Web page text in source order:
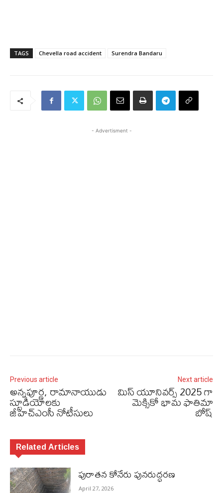
TAGS Chevella road accident Surendra Bandaru
- Advertisment -
Previous article
అన్నపూర్ణ, రామానాయుడు
స్టూడియోలకు
జీహెచ్ఎంసీ నోటీసులు
Next article
మిస్‌ యూనివర్స్‌ 2025 గా
మెక్సికో భామ ఫాతిమా
బోష్‌
Related Articles
పురాత‌న కోనేరు పున‌రుద్ధ‌ర‌ణ
April 27, 2026